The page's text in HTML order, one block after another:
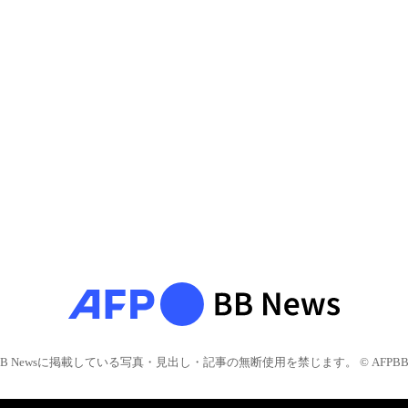
Newsに掲載している写真・見出し・記事の無断使用を禁じます。 © AFPBB